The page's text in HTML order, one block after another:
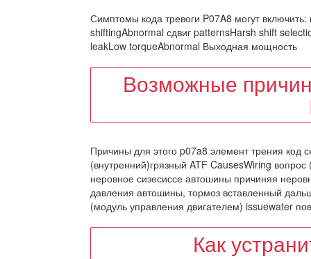
Симптомы кода тревоги P07A8 могут
shiftingAbnormal сдвиг patternsHarsh shift
leakLow torqueAbnormal Выходная мощность
Возможные
Причины для этого p07a8 элемент трения код
(внутренний)грязный ATF CausesWiring
неровное сизесиссе автошины причиняя
давления автошины, тормоз вставленный
(модуль управления двигателем) issuewater
Как